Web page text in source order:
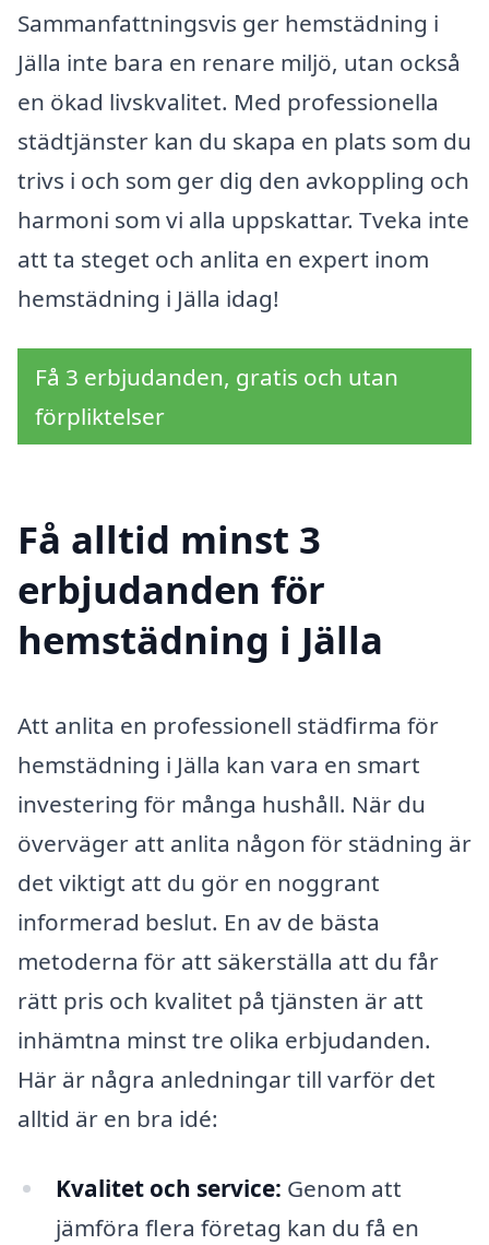
Sammanfattningsvis ger hemstädning i
Jälla inte bara en renare miljö, utan också
en ökad livskvalitet. Med professionella
städtjänster kan du skapa en plats som du
trivs i och som ger dig den avkoppling och
harmoni som vi alla uppskattar. Tveka inte
att ta steget och anlita en expert inom
hemstädning i Jälla idag!
Få 3 erbjudanden, gratis och utan
förpliktelser
Få alltid minst 3
erbjudanden för
hemstädning i Jälla
Att anlita en professionell städfirma för
hemstädning i Jälla kan vara en smart
investering för många hushåll. När du
överväger att anlita någon för städning är
det viktigt att du gör en noggrant
informerad beslut. En av de bästa
metoderna för att säkerställa att du får
rätt pris och kvalitet på tjänsten är att
inhämtna minst tre olika erbjudanden.
Här är några anledningar till varför det
alltid är en bra idé:
Kvalitet och service: Genom att
jämföra flera företag kan du få en